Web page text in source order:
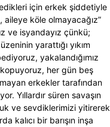
için erkek şiddetiyle
aileye köle olmayacağız”
ve isyandayız çünkü;
yarattığı yıkım
yakalandığımız
her gün beş
erkekler tarafından
Yıllardır süren savaşın
ve sevdiklerimizi yitirerek
kalıcı bir barışın inşa